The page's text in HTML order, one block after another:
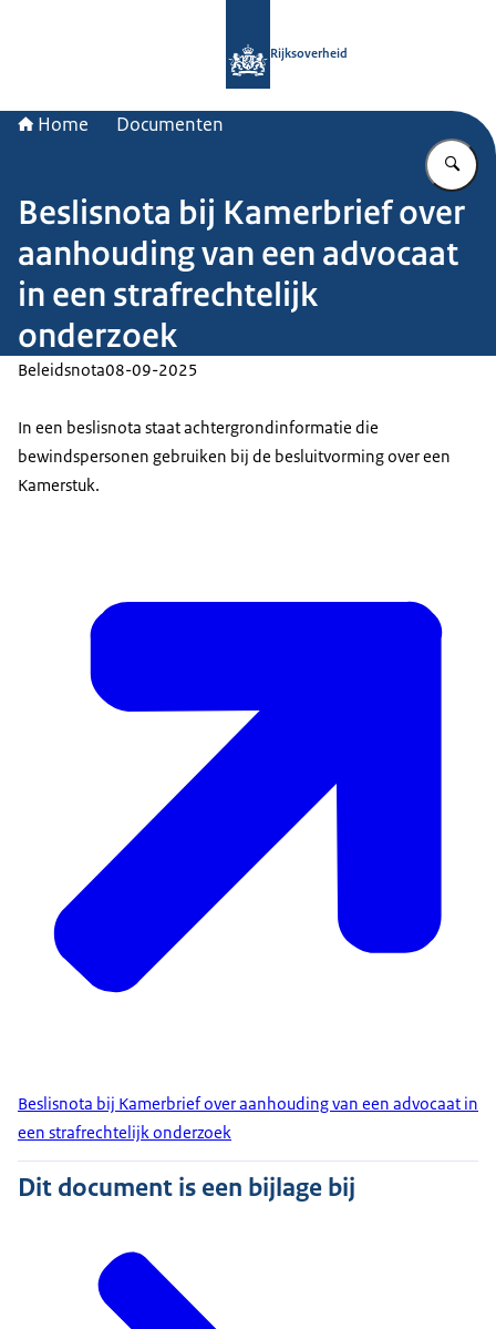
Rijksoverheid
Home Documenten
Beslisnota bij Kamerbrief over
aanhouding van een advocaat
in een strafrechtelijk
onderzoek
Beleidsnota08-09-2025
In een beslisnota staat achtergrondinformatie die
bewindspersonen gebruiken bij de besluitvorming over een
Kamerstuk.
Beslisnota bij Kamerbrief over aanhouding van een advocaat in
een strafrechtelijk onderzoek
Dit document is een bijlage bij